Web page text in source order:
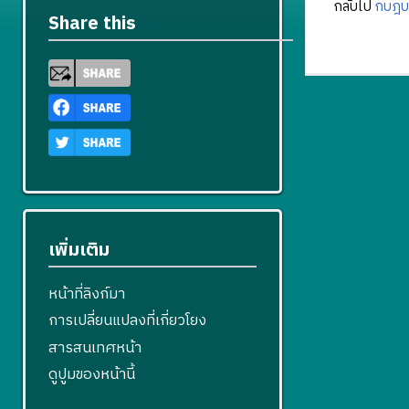
กลับไป กบฎ
Share this
เพิ่มเติม
หน้าที่ลิงก์มา
การเปลี่ยนแปลงที่เกี่ยวโยง
สารสนเทศหน้า
ดูปูมของหน้านี้